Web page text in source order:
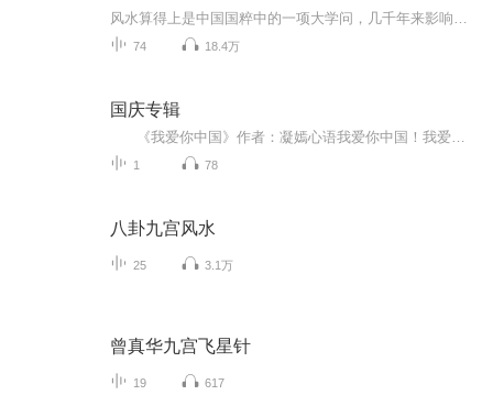
74 18.4万
国庆专辑
1 78
八卦九宫风水
25 3.1万
曾真华九宫飞星针
19 617